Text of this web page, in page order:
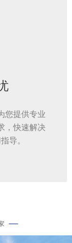
您提供专业
，快速解决
导。